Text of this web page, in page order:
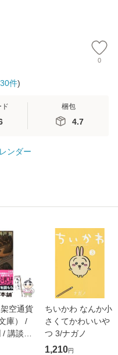
0
件)
ド 梱包
4.7
ンダー
架空通貨
庫） /
講談社
ル便送
ちいかわ なんか小
さくてかわいいや
つ 3/ナガノ
1,210円